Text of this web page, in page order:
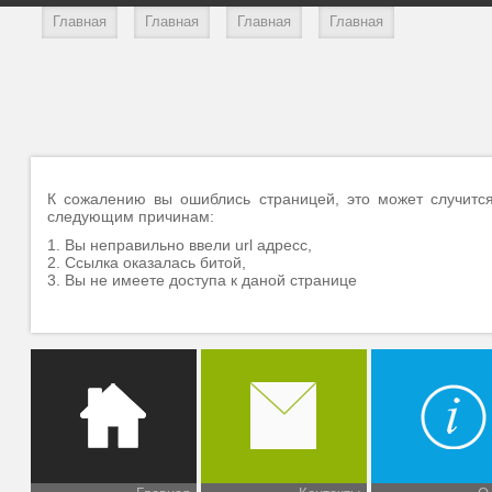
Главная Главная Главная Главная
К сожалению вы ошиблись страницей, это может
следующим причинам:
1. Вы неправильно ввели url адресс,
2. Ссылка оказалась битой,
3. Вы не имеете доступа к даной странице